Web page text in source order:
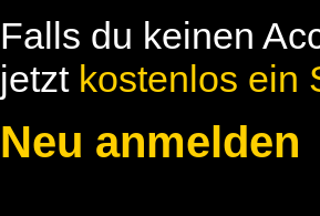
Falls du keinen
jetzt kostenlos ein
Neu anmelden